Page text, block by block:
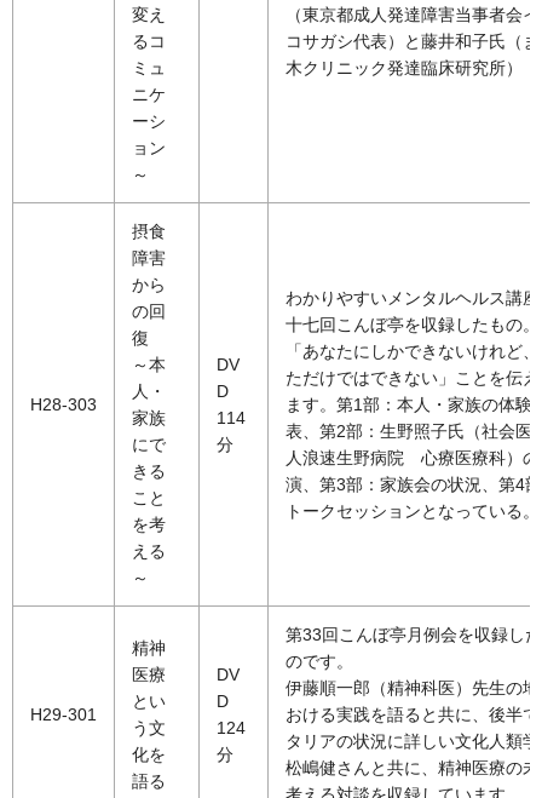
変え
るコ
ミュ
ニケ
ーシ
ョン
～
（東京都成人発達障害当事者会
コサガシ代表）と藤井和子氏（
木クリニック発達臨床研究所）
H28-303
摂食
障害
から
の回
復
～本
人・
家族
にで
きる
こと
を考
える
～
DV
D
114
分
わかりやすいメンタルヘルス講
十七回こんぼ亭を収録したもの。
「あなたにしかできないけれど
ただけではできない」ことを伝
ます。第1部：本人・家族の体験
表、第2部：生野照子氏（社会医
人浪速生野病院 心療医療科）
演、第3部：家族会の状況、第4
トークセッションとなっている。
H29-301
精神
医療
とい
う文
化を
語る
DV
D
124
分
第33回こんぼ亭月例会を収録し
のです。
伊藤順一郎（精神科医）先生の
おける実践を語ると共に、後半
タリアの状況に詳しい文化人類
松嶋健さんと共に、精神医療の